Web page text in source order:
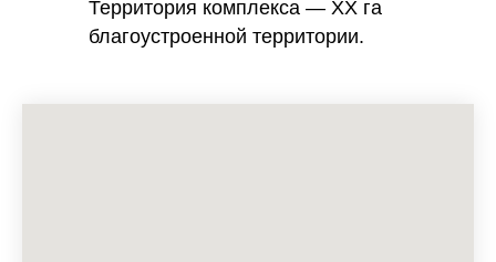
Территория комплекса — XX га
благоустроенной территории.